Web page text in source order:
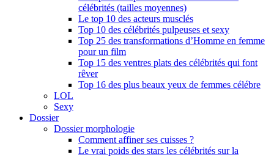
célébrités (tailles moyennes)
Le top 10 des acteurs musclés
Top 10 des célébrités pulpeuses et sexy
Top 25 des transformations d’Homme en femme
pour un film
Top 15 des ventres plats des célébrités qui font
rêver
Top 16 des plus beaux yeux de femmes célébre
LOL
Sexy
Dossier
Dossier morphologie
Comment affiner ses cuisses ?
Le vrai poids des stars les célébrités sur la